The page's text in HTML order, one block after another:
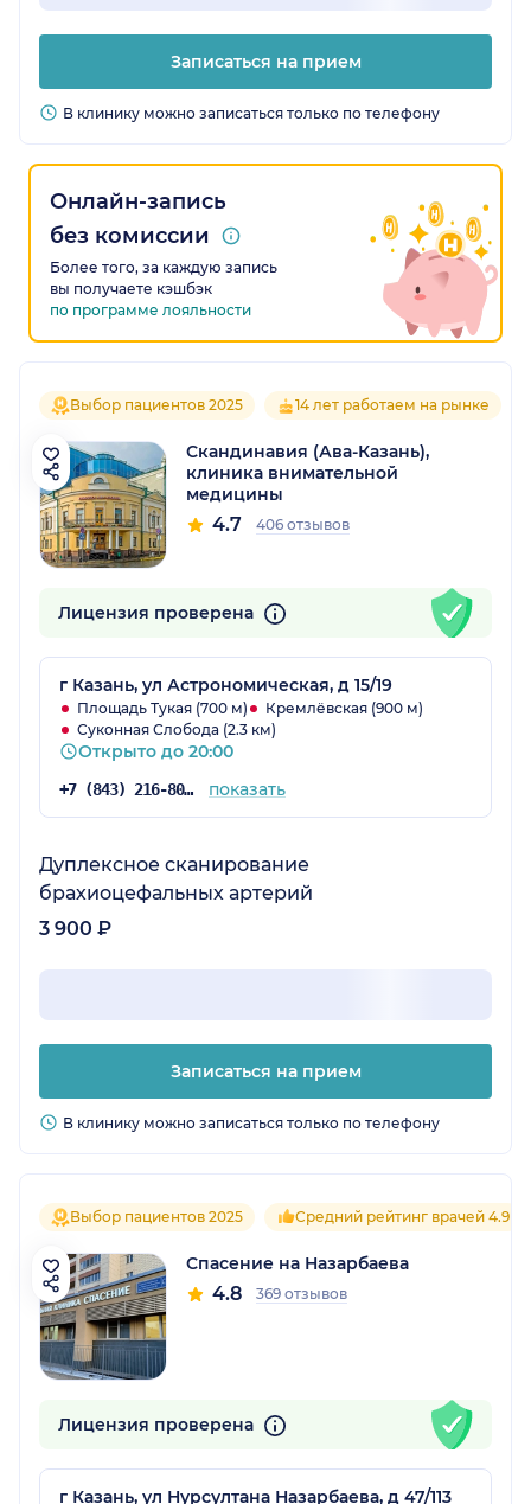
Записаться на прием
В клинику можно записаться только по телефону
Онлайн-запись
без комиссии
Более того, за каждую запись
вы получаете кэшбэк
по программе лояльности
Выбор пациентов 2025 14 лет работаем на рынке
Скандинавия (Ава-Казань),
клиника внимательной
медицины
4.7 406 отзывов
Лицензия проверена
г Казань, ул Астрономическая, д 15/19
Площадь Тукая (700 м)
Кремлёвская (900 м)
Суконная Слобода (2.3 км)
Открыто до 20:00
+7 (843) 216-80-34 показать
Дуплексное сканирование
брахиоцефальных артерий
3 900 ₽
Записаться на прием
В клинику можно записаться только по телефону
Выбор пациентов 2025 Средний рейтинг врачей 4.9
Спасение на Назарбаева
4.8 369 отзывов
Лицензия проверена
г Казань, ул Нурсултана Назарбаева, д 47/113